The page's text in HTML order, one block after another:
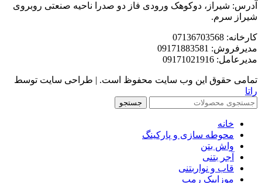
آدرس: شیراز، دوکوهک ورودی فاز دو صدرا ناحیه صنعتی روبروی
شیراز سرم.
کارخانه: 07136703568
مدیرفروش: 09171883581
مدیرعامل: 09171021916
تمامی حقوق این وب سایت محفوظ است. | طراحی سایت توسط
راتا
جستجو
خانه
محوطه سازی و پارکینگ
واش بتن
آجر بتنی
قاب و نواربتنی
موزاییک رمپ